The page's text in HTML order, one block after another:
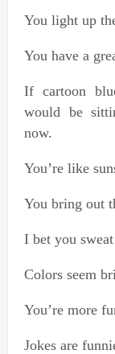
You light up
You have a
If cartoon
would be
now.
You’re like
You bring out
I bet you
Colors seem
You’re more
Jokes are